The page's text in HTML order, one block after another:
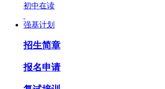
初中在读
强基计划
招生简章
报名申请